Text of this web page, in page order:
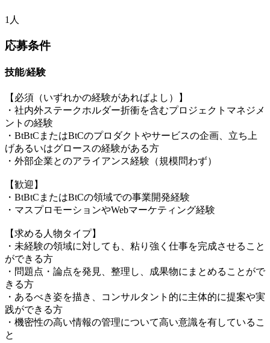
1人
応募条件
技能/経験
【必須（いずれかの経験があればよし）】
・社内外ステークホルダー折衝を含むプロジェクトマネジメ
ントの経験
・BtBtCまたはBtCのプロダクトやサービスの企画、立ち上
げあるいはグロースの経験がある方
・外部企業とのアライアンス経験（規模問わず）
【歓迎】
・BtBtCまたはBtCの領域での事業開発経験
・マスプロモーションやWebマーケティング経験
【求める人物タイプ】
・未経験の領域に対しても、粘り強く仕事を完成させること
ができる方
・問題点・論点を発見、整理し、成果物にまとめることがで
きる方
・あるべき姿を描き、コンサルタント的に主体的に提案や実
践ができる方
・機密性の高い情報の管理について高い意識を有しているこ
と